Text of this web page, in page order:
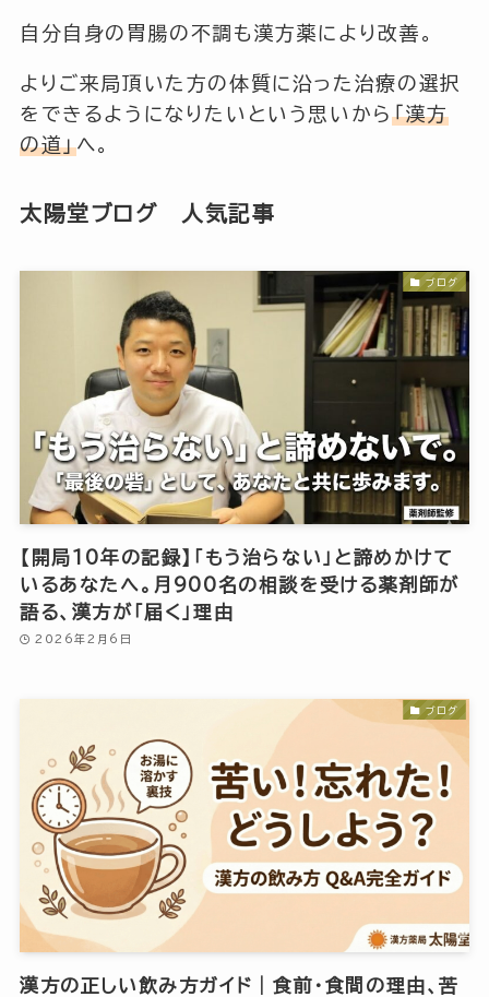
自分自身の胃腸の不調も漢方薬により改善。
よりご来局頂いた方の体質に沿った治療の選択
をできるようになりたいという思いから 「漢方
の道」へ。
太陽堂ブログ 人気記事
ブログ
【開局10年の記録】「もう治らない」と諦めかけて
いるあなたへ。月900名の相談を受ける薬剤師が
語る、漢方が「届く」理由
2026年2月6日
ブログ
漢方の正しい飲み方ガイド｜食前・食間の理由、苦